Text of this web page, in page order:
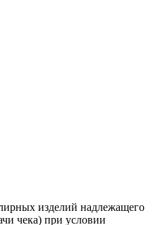
изделий надлежащего
чека) при условии